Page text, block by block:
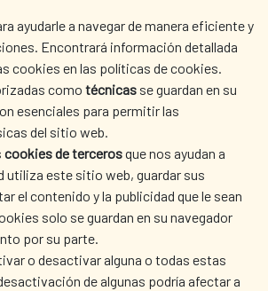
ayudarle a navegar de manera eficiente y
Encontrará información detallada
cookies en las políticas de cookies.
como técnicas se guardan en su
esenciales para permitir las
del sitio web.
cookies de tercerosque nos ayudan a
utiliza este sitio web, guardar sus
el contenido y la publicidad que le sean
solo se guardan en su navegador
por su parte.
o desactivar alguna o todas estas
de algunas podría afectar a
OÙ NOUS COOPÉRONS
SALLE DE PRESSE
BIBLIOTHÈQUE